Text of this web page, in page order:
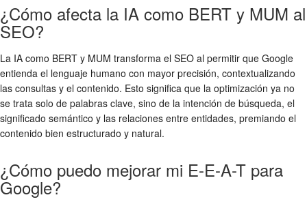
¿Cómo afecta la IA como BERT y MUM al
SEO?
La IA como BERT y MUM transforma el SEO al permitir que Google
entienda el lenguaje humano con mayor precisión, contextualizando
las consultas y el contenido. Esto significa que la optimización ya no
se trata solo de palabras clave, sino de la intención de búsqueda, el
significado semántico y las relaciones entre entidades, premiando el
contenido bien estructurado y natural.
¿Cómo puedo mejorar mi E-E-A-T para
Google?